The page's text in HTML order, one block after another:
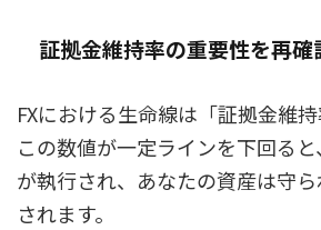
証拠金維持率の重要性を再確
FXにおける生命線は「証拠金維持
この数値が一定ラインを下回る
が執行され、あなたの資産は守
されます。